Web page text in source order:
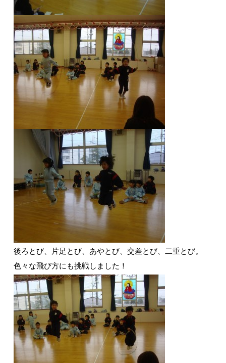
後ろとび、片足とび、あやとび、交差とび、二重とび。
色々な飛び方にも挑戦しました！